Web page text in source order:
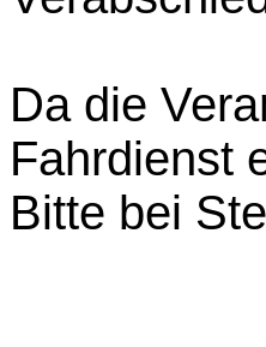
Da die
Fahrdienst
Bitte bei